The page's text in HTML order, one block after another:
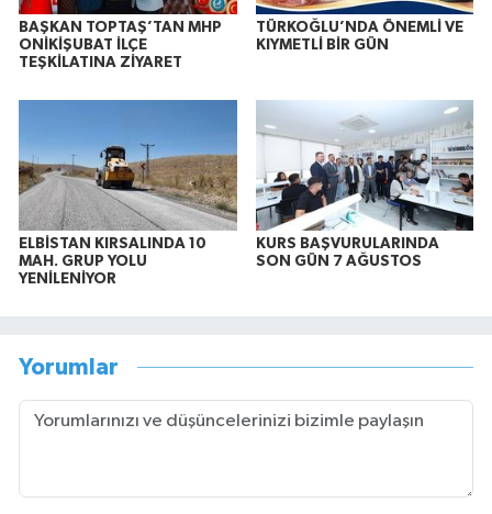
BAŞKAN TOPTAŞ’TAN MHP
ONİKİŞUBAT İLÇE
TEŞKİLATINA ZİYARET
TÜRKOĞLU’NDA ÖNEMLİ VE
KIYMETLİ BİR GÜN
ELBİSTAN KIRSALINDA 10
MAH. GRUP YOLU
YENİLENİYOR
KURS BAŞVURULARINDA
SON GÜN 7 AĞUSTOS
Yorumlar